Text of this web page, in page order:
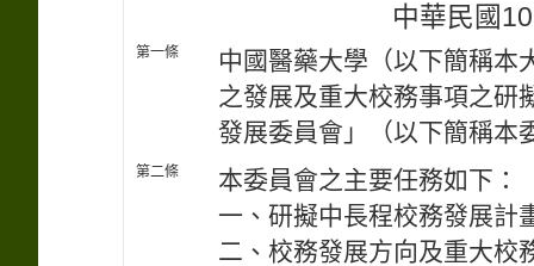
中華民國
第一條
中國醫藥大學（以下簡稱本
之發展及重大校務事項之研
發展委員會」（以下簡稱本
第二條
本委員會之主要任務如下：
一、研擬中長程校務發展計
二、校務發展方向及重大校